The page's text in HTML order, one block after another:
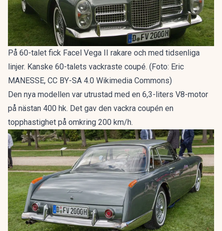
På 60-talet fick Facel Vega II rakare och med tidsenliga
linjer. Kanske 60-talets vackraste coupé. (Foto: Eric
MANESSE, CC BY-SA 4.0 Wikimedia Commons)
Den nya modellen var utrustad med en 6,3-liters V8-motor
på nästan 400 hk. Det gav den vackra coupén en
topphastighet på omkring 200 km/h.